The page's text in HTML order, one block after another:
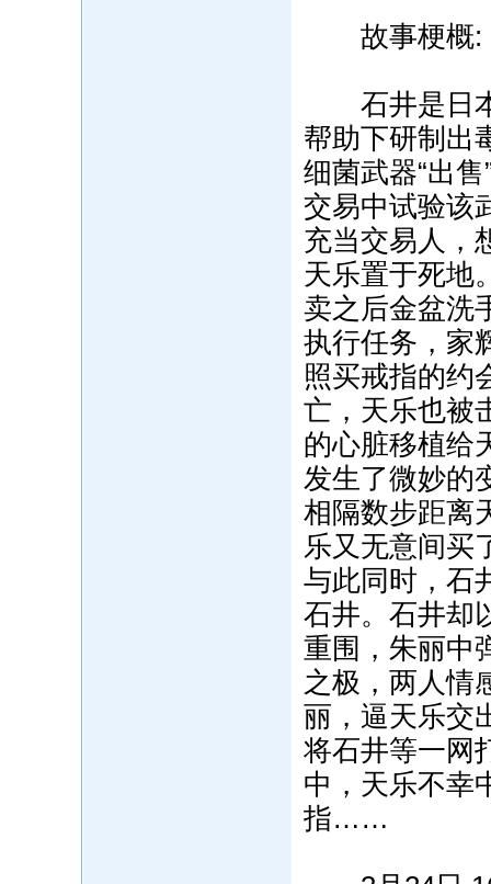
故事梗概:
石井是日本
帮助下研制出
细菌武器“出
交易中试验该
充当交易人，
天乐置于死地
卖之后金盆洗
执行任务，家
照买戒指的约
亡，天乐也被
的心脏移植给
发生了微妙的
相隔数步距离
乐又无意间
与此同时，石
石井。石井却
重围，朱丽中
之极，两人情
丽，逼天乐交
将石井等一网
中，天乐不幸
指……